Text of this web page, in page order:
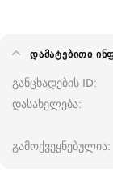
ᲓᲐᲛᲐᲢᲔᲑᲘᲗᲘ
განცხადების ID
დასახელება
გამოქვეყნებულია